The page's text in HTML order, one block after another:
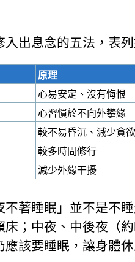
入出息念的五法，表
原理
心易安定、沒有悔恨
心習慣於不向外攀緣
較不易昏沉、減少貪欲
較多時間修行
減少外緣干擾
不著睡眠」並不是不
床；中夜、中後夜（
應該要睡眠，讓身體